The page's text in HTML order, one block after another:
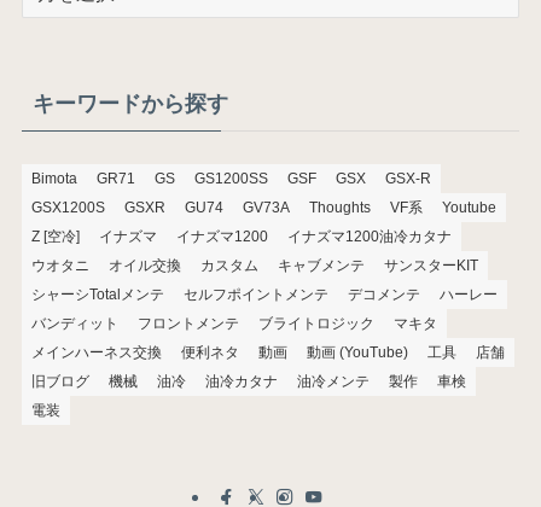
ブキーワードから探す
Bimota GR71 GS GS1200SS GSF GSX
GSX-R
GSX1200S
GSXR GU74 GV73A Thoughts VF系
Youtube
Z [空冷]
イナズマ イナズマ1200
イナズマ1200油冷カタナ
ウオタニ
オイル交換 カスタム キャブメンテ
サンスターKIT
シャーシTotalメンテ
セルフポイントメンテ デコメンテ
ハーレー
バンディット
フロントメンテ ブライトロジック
マキタ
メインハーネス交換
便利ネタ 動画 動画 (YouTube) 工具
店舗
旧ブログ
機械 油冷 油冷カタナ 油冷メンテ 製作
車検
電装